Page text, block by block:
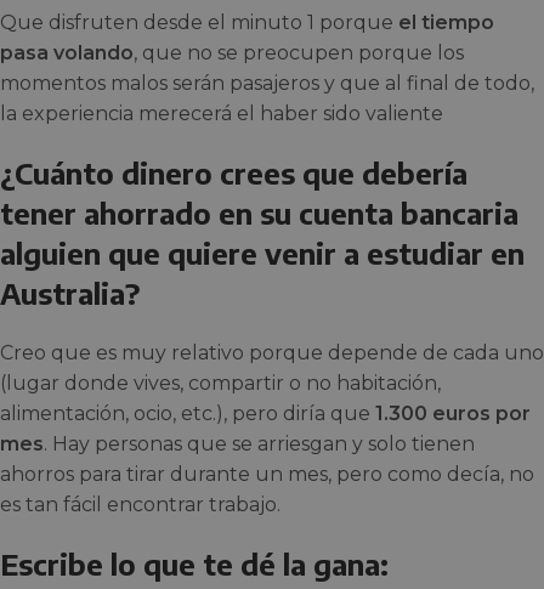
Que disfruten desde el minuto 1 porque el tiempo
pasa volando, que no se preocupen porque los
momentos malos serán pasajeros y que al final de todo,
la experiencia merecerá el haber sido valiente
¿Cuánto dinero crees que debería
tener ahorrado en su cuenta bancaria
alguien que quiere venir a estudiar en
Australia?
Creo que es muy relativo porque depende de cada uno
(lugar donde vives, compartir o no habitación,
alimentación, ocio, etc.), pero diría que 1.300 euros por
mes. Hay personas que se arriesgan y solo tienen
ahorros para tirar durante un mes, pero como decía, no
es tan fácil encontrar trabajo.
Escribe lo que te dé la gana: